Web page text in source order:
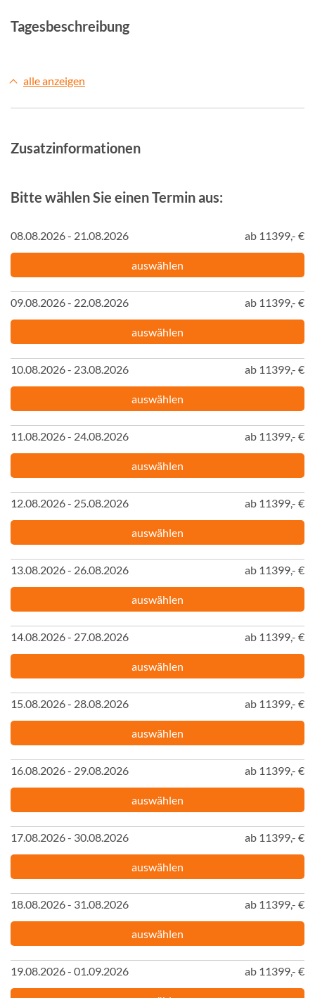
Tagesbeschreibung
alle anzeigen
Zusatzinformationen
Bitte wählen Sie einen Termin aus:
08.08.2026 - 21.08.2026 ab 11399,- €
auswählen
09.08.2026 - 22.08.2026 ab 11399,- €
auswählen
10.08.2026 - 23.08.2026 ab 11399,- €
auswählen
11.08.2026 - 24.08.2026 ab 11399,- €
auswählen
12.08.2026 - 25.08.2026 ab 11399,- €
auswählen
13.08.2026 - 26.08.2026 ab 11399,- €
auswählen
14.08.2026 - 27.08.2026 ab 11399,- €
auswählen
15.08.2026 - 28.08.2026 ab 11399,- €
auswählen
16.08.2026 - 29.08.2026 ab 11399,- €
auswählen
17.08.2026 - 30.08.2026 ab 11399,- €
auswählen
18.08.2026 - 31.08.2026 ab 11399,- €
auswählen
19.08.2026 - 01.09.2026 ab 11399,- €